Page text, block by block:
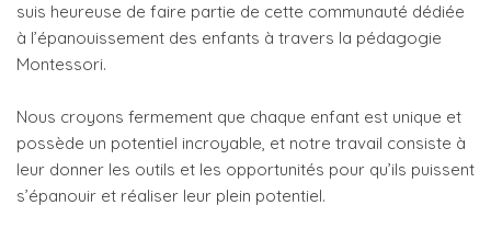
suis heureuse de faire partie de cette communauté dédiée
à l’épanouissement des enfants à travers la pédagogie
Montessori.
Nous croyons fermement que chaque enfant est unique et
possède un potentiel incroyable, et notre travail consiste à
leur donner les outils et les opportunités pour qu’ils puissent
s’épanouir et réaliser leur plein potentiel.